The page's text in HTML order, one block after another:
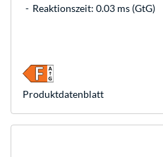
Reaktionszeit: 0.03 ms (GtG)
Produkt­datenblatt